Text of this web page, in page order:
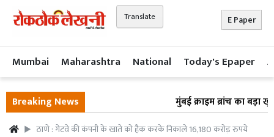
Translate E Paper
Mumbai Maharashtra National Today's Epaper
Breaking News मुंबई क्राइम ब्रांच का बड़ा
ठाणे : गेटवे की कंपनी के खाते को हैक करके निकाले 16,180 करोड़ रुपये